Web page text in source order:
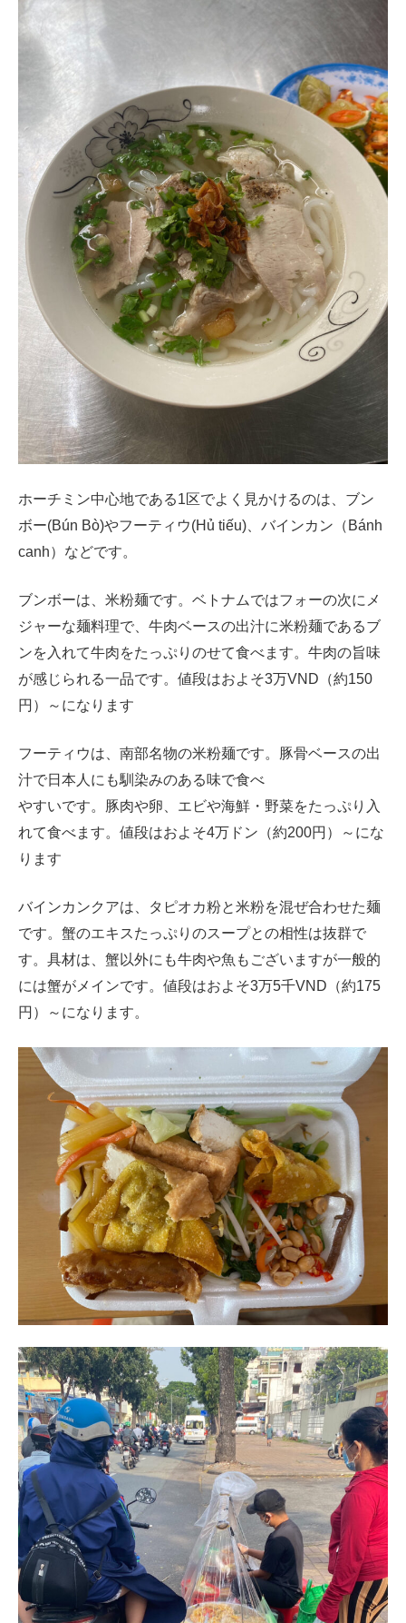
ホーチミン中心地である1区でよく見かけるのは、ブン
ボー(Bún Bò)やフーティウ(Hủ tiếu)、バインカン（Bánh
canh）などです。
ブンボーは、米粉麺です。ベトナムではフォーの次にメ
ジャーな麺料理で、牛肉ベースの出汁に米粉麺であるブ
ンを入れて牛肉をたっぷりのせて食べます。牛肉の旨味
が感じられる一品です。値段はおよそ3万VND（約150
円）～になります
フーティウは、南部名物の米粉麺です。豚骨ベースの出
汁で日本人にも馴染みのある味で食べ
やすいです。豚肉や卵、エビや海鮮・野菜をたっぷり入
れて食べます。値段はおよそ4万ドン（約200円）～にな
ります
バインカンクアは、タピオカ粉と米粉を混ぜ合わせた麺
です。蟹のエキスたっぷりのスープとの相性は抜群で
す。具材は、蟹以外にも牛肉や魚もございますが一般的
には蟹がメインです。値段はおよそ3万5千VND（約175
円）～になります。